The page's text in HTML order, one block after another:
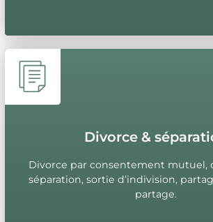
Divorce &
Divorce par consentement mutuel,
séparation, sortie d’indivision,
partage.